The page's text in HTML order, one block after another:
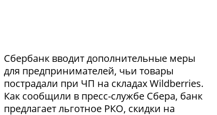
Сбербанк вводит дополнительные меры
для предпринимателей, чьи товары
пострадали при ЧП на складах Wildberries.
Как сообщили в пресс-службе Сбера, банк
предлагает льготное РКО, скидки на